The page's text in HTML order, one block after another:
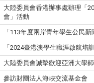
大陸委員會香港辦事處辦理「
會」活動
「113年度兩岸青年學生公民
「2024臺港澳學生職涯啟航培訓
大陸委員會誠摯歡迎亞洲大學
參訪財團法人海峽交流基金會